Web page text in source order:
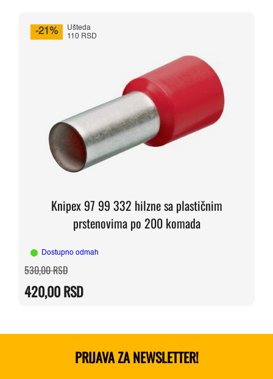
-21%
Ušteda
110 RSD
Knipex 97 99 332 hilzne sa plastičnim
prstenovima po 200 komada
Dostupno odmah
530,00RSDOriginalna
cena
bila:
530,00 RSD.
420,00RSD
Trenutna
cena
420,00 RSD.
PRIJAVA ZA NEWSLETTER!